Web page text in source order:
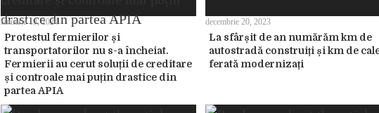
Protestul fermierilor și
transportatorilor nu s-a încheiat.
Fermierii au cerut soluții de creditare
și controale mai puțin drastice din
partea APIA
ianuarie 13, 2024
La sfârșit de an numărăm km de
autostradă construiți și km de
ferată modernizați
decembrie 20, 2023